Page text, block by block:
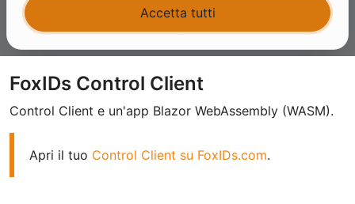
configurazione. Pertanto, è possibile automatizzare la
configurazione tramite l'integrazione con Control API.
FoxIDs Control Client
Control Client e un'app Blazor WebAssembly (WASM).
Apri il tuo Control Client su FoxIDs.com.
Accetta tutti